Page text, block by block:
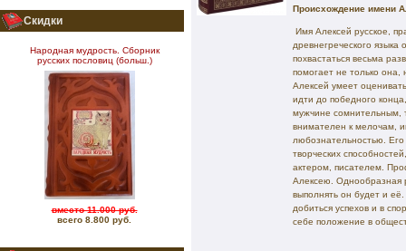
Скидки
Народная мудрость. Сборник
русских пословиц (больш.)
вместо 11.000 руб.
всего 8.800 руб.
Происхождение имени
Имя Алексей русское,
древнегреческого
похвастаться весьма
помогает не только она,
Алексей умеет
идти до победного
мужчине сомнительным,
внимателен к мелочам,
любознательностью.
творческих
актером, писателем.
Алексею. Однообразная
выполнять он будет и
добиться успехов и в
себе положение в